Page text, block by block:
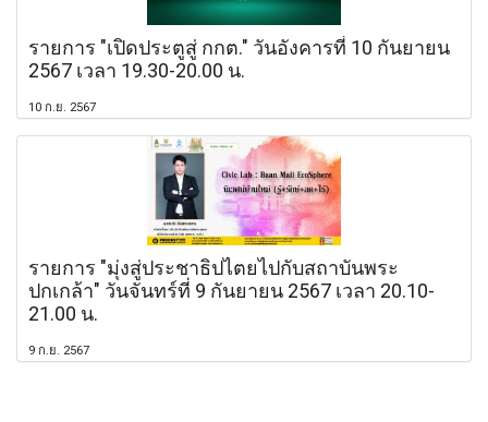
รายการ "เปิดประตูสู่ กกต." วันอังคารที่ 10 กันยายน
2567 เวลา 19.30-20.00 น.
10 ก.ย. 2567
รายการ "มุ่งสู่ประชาธิปไตยไปกับสถาบันพระ
ปกเกล้า" วันจันทร์ที่ 9 กันยายน 2567 เวลา 20.10-
21.00 น.
9 ก.ย. 2567